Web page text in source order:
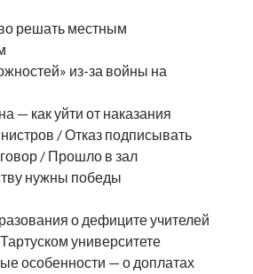
сми ссср
стенограмма
решать местным
из-за войны на
— как уйти от наказания
/ Отказ подписывать
/ Прошло в зал
нужны победы
о дефиците учителей
университете
особенности — о доплатах